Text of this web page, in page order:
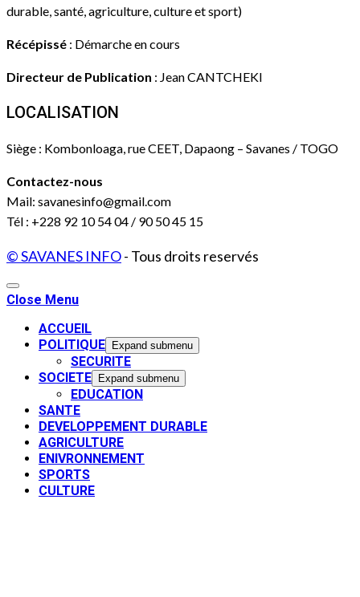
durable, santé, agriculture, culture et sport)
Récépissé : Démarche en cours
Directeur de Publication : Jean CANTCHEKI
LOCALISATION
Siège : Kombonloaga, rue CEET, Dapaong – Savanes / TOGO
Contactez-nous
Mail: savanesinfo@gmail.com
Tél : +228 92 10 54 04 / 90 50 45 15
© SAVANES INFO- Tous droits reservés
Close Menu
ACCUEIL
POLITIQUE
Expand submenu
SECURITE
SOCIETE
Expand submenu
EDUCATION
SANTE
DEVELOPPEMENT DURABLE
AGRICULTURE
ENIVRONNEMENT
SPORTS
CULTURE